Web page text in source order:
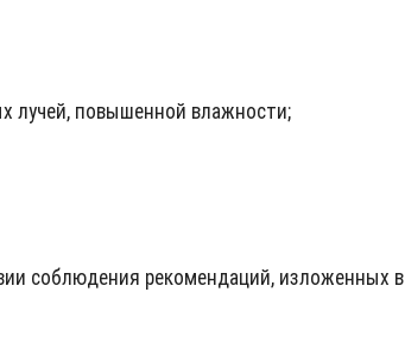
лучей, повышенной влажности;
соблюдения рекомендаций, изложенных в